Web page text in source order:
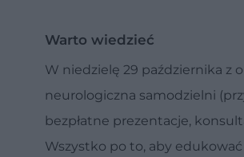
Warto wiedzieć
W niedzielę 29 października z
neurologiczna samodzielni
bezpłatne prezentacje,
Wszystko po to, aby